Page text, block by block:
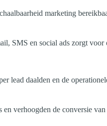
marketing
SMS en social ads zorgt voor
lead daalden en de
verhoogden de conversie